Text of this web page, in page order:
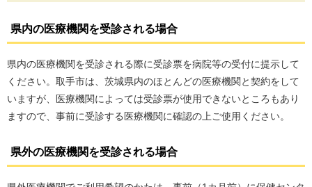
県内の医療機関を受診される場合
県内の医療機関を受診される際に受診票を病院等の受付に提示して
ください。取手市は、茨城県内のほとんどの医療機関と契約をして
いますが、医療機関によっては受診票が使用できないところもあり
ますので、事前に受診する医療機関に確認の上ご使用ください。
県外の医療機関を受診される場合